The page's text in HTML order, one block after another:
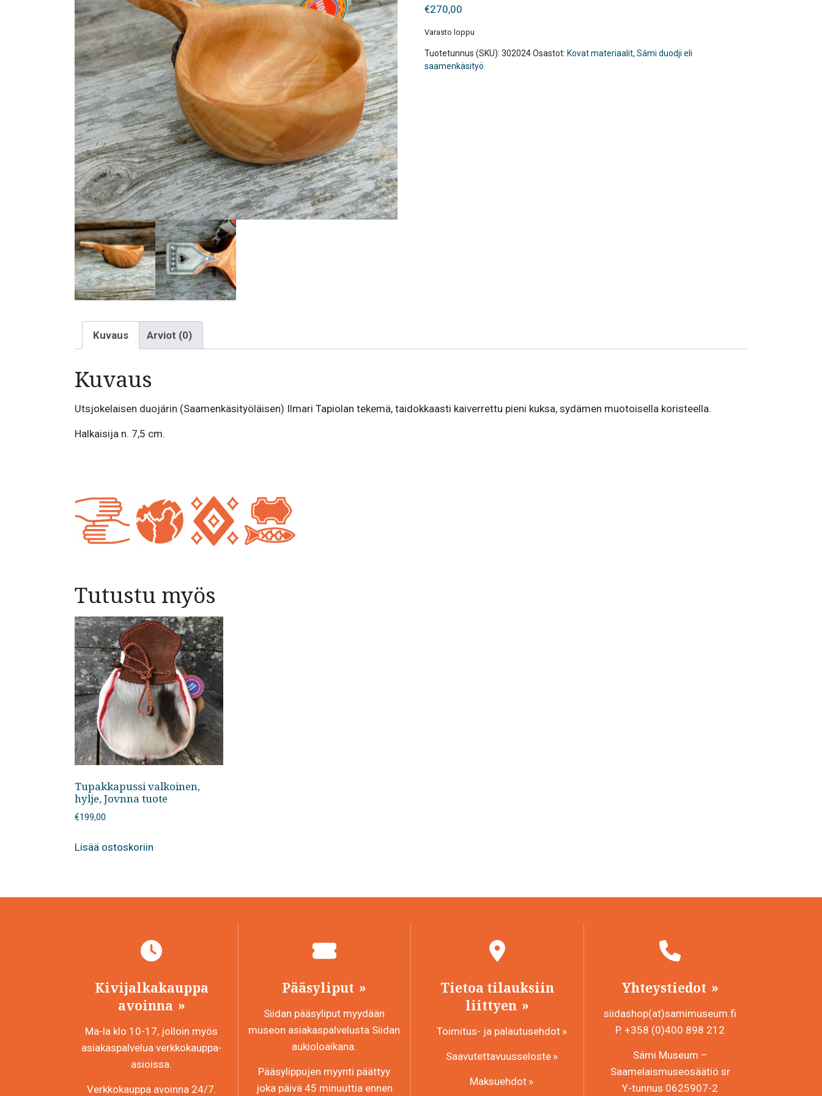
€270,00
Varasto loppu
Tuotetunnus (SKU): 302024Osastot: Kovat materiaalit, Sámi duodji eli
saamenkäsityö
Kuvaus Arviot (0)
Kuvaus
Utsjokelaisen duojárin (Saamenkäsityöläisen) Ilmari Tapiolan tekemä, taidokkaasti kaiverrettu pieni kuksa, sydämen muotoisella koristeella.
Halkaisija n. 7,5 cm.
Tutustu myös
Tupakkapussi valkoinen,
hylje, Jovnna tuote
€199,00
Lisää ostoskoriin
Kivijalkakauppa
avoinna
Ma-la klo 10-17, jolloin myös
asiakaspalvelua verkkokauppa-
asioissa.
Verkkokauppa avoinna 24/7.
Pääsyliput
Siidan pääsyliput myydään
museon asiakaspalvelusta Siidan
aukioloaikana.
Pääsylippujen myynti päättyy
joka päivä 45 minuuttia ennen
Tietoa tilauksiin
liittyen
Toimitus- ja palautusehdot
Saavutettavuusseloste
Maksuehdot
Yhteystiedot
siidashop(at)samimuseum.fi
P. +358 (0)400 898 212
Sámi Museum –
Saamelaismuseosäätiö sr
Y-tunnus 0625907-2